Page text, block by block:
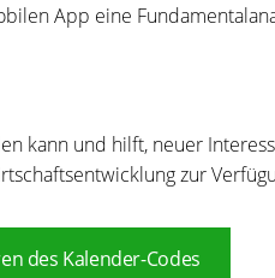
App eine
kann und hilft, neuer
zur
des Kalender-Codes